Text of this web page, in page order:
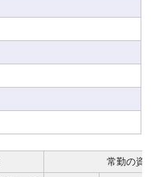
常勤の資